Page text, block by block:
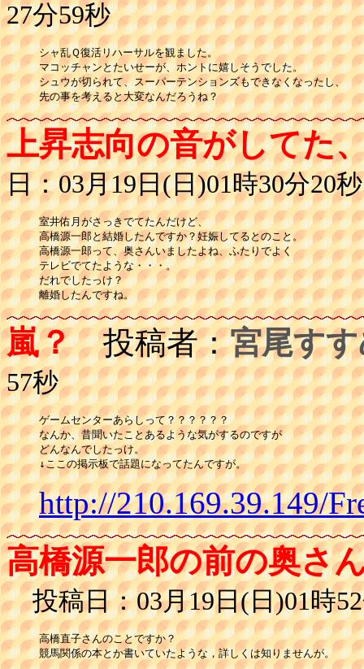
27分59秒
シャ乱Ｑ復活リハーサルを観ました。
マコッチャンとたいせーが、ホントに嬉しそうでした。
シュウが切られて、スーパーテンションズもできなくなったし、
先の事を考えると大変なんだろうね？
上昇志向の音がしてた
日：03月19日(日)01時30分20秒
室井佑月がさっきでてたんだけど、
高橋源一郎と結婚したんですか？妊娠してるとのこと。
高橋源一郎って、奥さんいましたよね、ふたりでよく
テレビでてたような・・・。
だれでしたっけ？
離婚したんですね。
嵐？投稿者：宮尾す
57秒
ゲームセンターあらしって？？？？？？
なんか、昔聞いたことあるような気がするのですが
どんなんでしたっけ。
↓ここの掲示板で話題になってたんですが。
http://210.169.39.149/
高橋源一郎の前の奥さ
投稿日：03月19日(日)01時
高橋直子さんのことですか？
競馬関係の本とか書いていたような，詳しくは知りませんが。